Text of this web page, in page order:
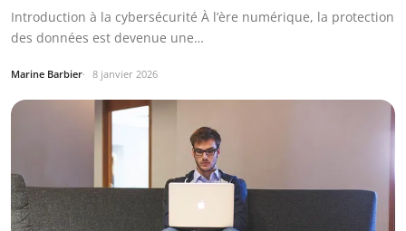
Introduction à la cybersécurité À l’ère numérique, la protection
des données est devenue une…
Marine Barbier 8 janvier 2026